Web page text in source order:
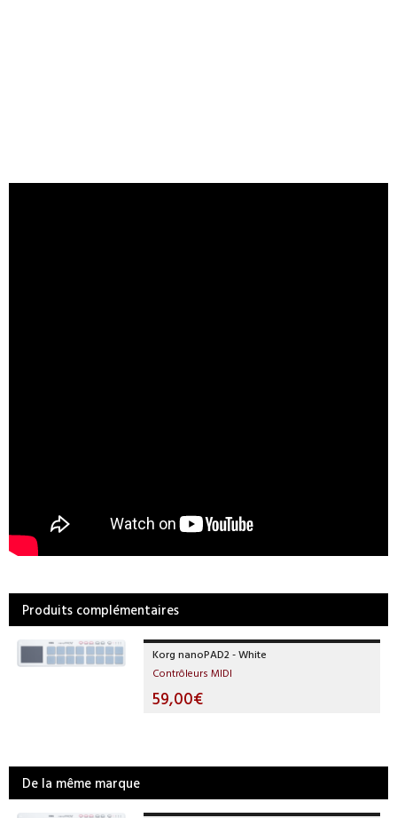
Produits complémentaires
Korg nanoPAD2 - White
Contrôleurs MIDI
59,00€
De la même marque